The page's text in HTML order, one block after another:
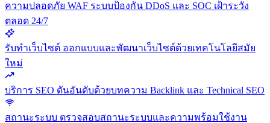
ความปลอดภัย WAF ระบบป้องกัน DDoS และ SOC เฝ้าระวัง
ตลอด 24/7
รับทำเว็บไซต์ ออกแบบและพัฒนาเว็บไซต์ด้วยเทคโนโลยีสมัย
ใหม่
บริการ SEO ดันอันดับด้วยบทความ Backlink และ Technical SEO
สถานะระบบ ตรวจสอบสถานะระบบและความพร้อมใช้งาน